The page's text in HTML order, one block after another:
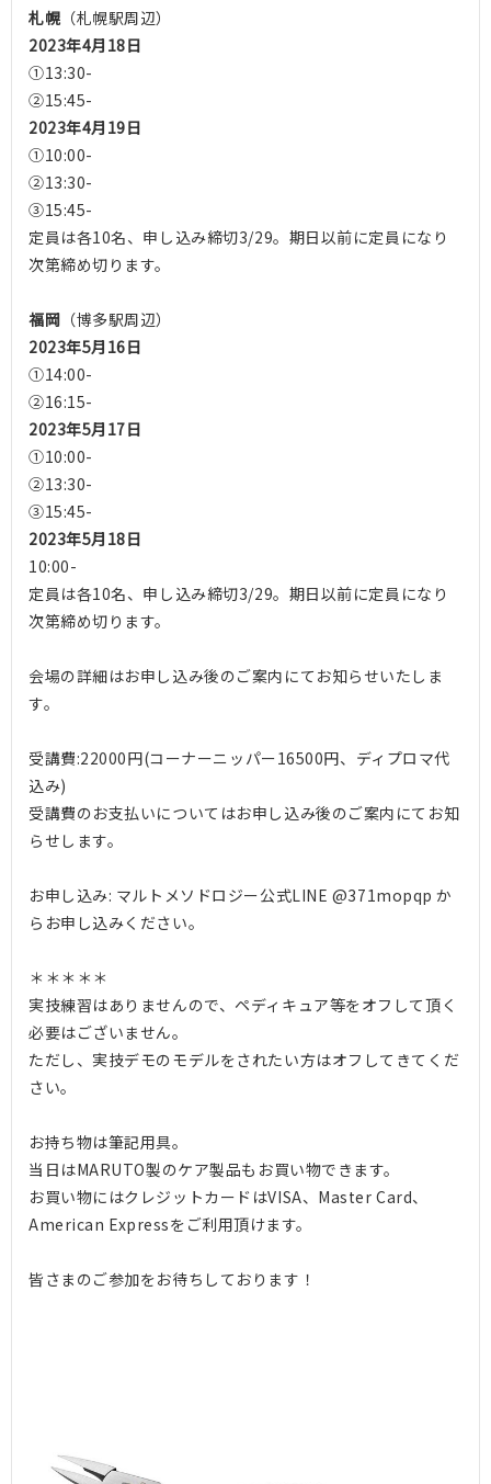
札幌 （札幌駅周辺）
2023年4月18日
①13:30-
②15:45-
2023年4月19日
①10:00-
②13:30-
③15:45-
定員は各10名、申し込み締切3/29。期日以前に定員になり
次第締め切ります。
福岡 （博多駅周辺）
2023年5月16日
①14:00-
②16:15-
2023年5月17日
①10:00-
②13:30-
③15:45-
2023年5月18日
10:00-
定員は各10名、申し込み締切3/29。期日以前に定員になり
次第締め切ります。
会場の詳細はお申し込み後のご案内にてお知らせいたしま
す。
受講費:22000円(コーナーニッパー16500円、ディプロマ代
込み)
受講費のお支払いについてはお申し込み後のご案内にてお知
らせします。
お申し込み: マルトメソドロジー公式LINE @371mopqp か
らお申し込みください。
＊＊＊＊＊
実技練習はありませんので、ペディキュア等をオフして頂く
必要はございません。
ただし、実技デモのモデルをされたい方はオフしてきてくだ
さい。
お持ち物は筆記用具。
当日はMARUTO製のケア製品もお買い物できます。
お買い物にはクレジットカードはVISA、Master Card、
American Expressをご利用頂けます。
皆さまのご参加をお待ちしております！